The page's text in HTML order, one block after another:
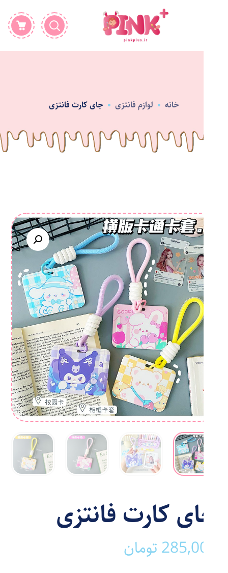
خانه لوازم فانتزی جای کارت فانتزی
جای کارت فانتزی
285,000 تومان